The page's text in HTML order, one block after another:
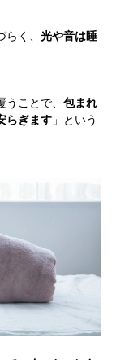
く、 光や音は睡
ことで、 包まれ
らぎます 」という